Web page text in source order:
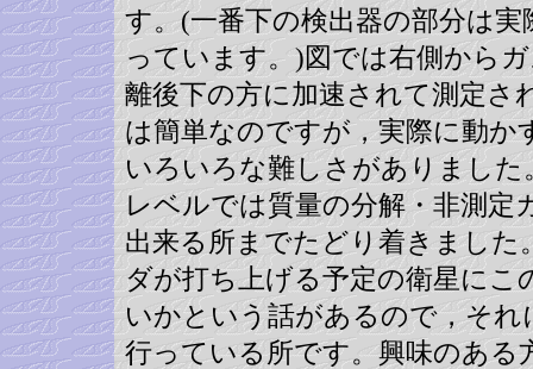
す。(一番下の検出器の部分は
っています。)図では右側から
離後下の方に加速されて測定さ
は簡単なのですが，実際に動か
いろいろな難しさがありました
レベルでは質量の分解・非測定
出来る所までたどり着きました
ダが打ち上げる予定の衛星にこ
いかという話があるので，それ
行っている所です。興味のある